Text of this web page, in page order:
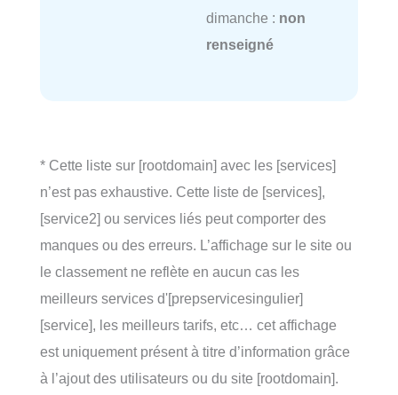
dimanche : non
renseigné
* Cette liste sur [rootdomain] avec les [services]
n’est pas exhaustive. Cette liste de [services],
[service2] ou services liés peut comporter des
manques ou des erreurs. L’affichage sur le site ou
le classement ne reflète en aucun cas les
meilleurs services d'[prepservicesingulier]
[service], les meilleurs tarifs, etc… cet affichage
est uniquement présent à titre d’information grâce
à l’ajout des utilisateurs ou du site [rootdomain].